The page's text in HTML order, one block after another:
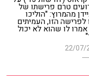
טרם פרישתו של
מהמרוץ: "הוליכו
לפרישה הזו, העמיתים
לו שהוא לא יכול
22/07/